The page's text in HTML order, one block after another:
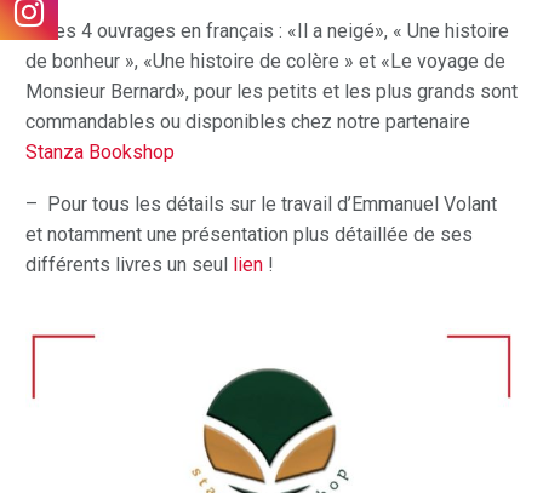
– Ses 4 ouvrages en français : «Il a neigé», « Une histoire
de bonheur », «Une histoire de colère » et «Le voyage de
Monsieur Bernard», pour les petits et les plus grands sont
commandables ou disponibles chez notre partenaire
Stanza Bookshop
– Pour tous les détails sur le travail d’Emmanuel Volant
et notamment une présentation plus détaillée de ses
différents livres un seul lien !